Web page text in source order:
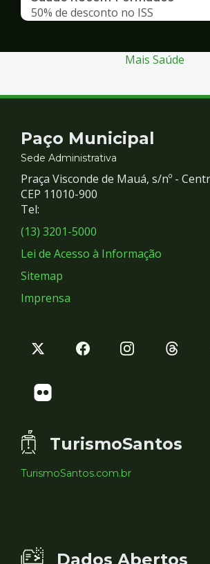
50% de desconto no ISS
Mais Saúde
Contato
e
Redes
Sociais
Paço Municipal
Sede Administrativa
Praça Visconde de Mauá, s/nº -
CEP 11010-900
Tel:
(13) 3201-5000
Lei de Acesso à Informação
Sitemap
Imprensa
TurismoSantos
TurismoSantos.com.br
Dados Abertos